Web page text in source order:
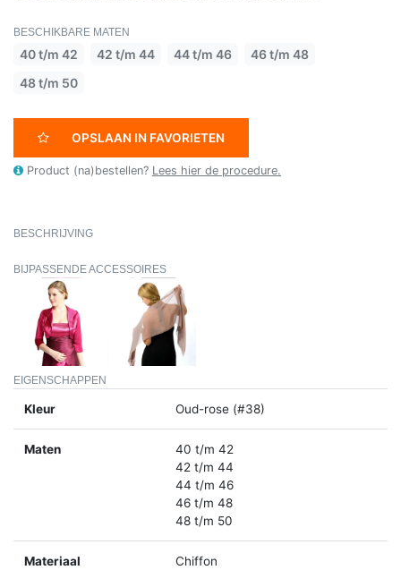
BESCHIKBARE MATEN
40 t/m 42 42 t/m 44 44 t/m 46
46 t/m 48
48 t/m 50
OPSLAAN IN FAVORIETEN
Product (na)bestellen? Lees hier de procedure.
BESCHRIJVING
BIJPASSENDE ACCESSOIRES
EIGENSCHAPPEN
Kleur Oud-rose (#38)
Maten
40 t/m 42
42 t/m 44
44 t/m 46
46 t/m 48
48 t/m 50
Materiaal Chiffon